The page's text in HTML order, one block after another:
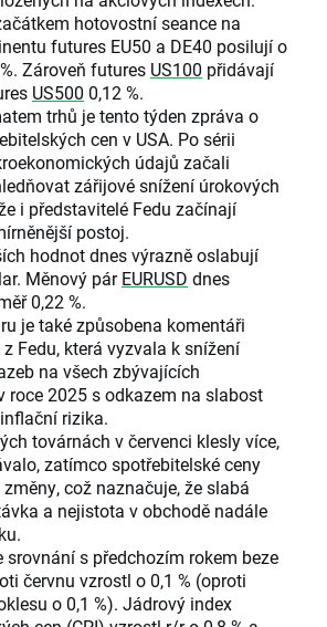
hotovostní seance na
futures EU50 a DE40 posilují o
Zároveň futures US100 přidávají
US500 0,12 %.
trhů je tento týden zpráva o
cen v USA. Po sérii
údajů začali
zářijové snížení úrokových
i představitelé Fedu začínají
postoj.
hodnot dnes výrazně oslabují
Měnový párEURUSD dnes
0,22 %.
je také způsobena komentáři
Fedu, která vyzvala k snížení
na všech zbývajících
roce 2025 s odkazem na slabost
rizika.
továrnách v červenci klesly více,
zatímco spotřebitelské ceny
což naznačuje, že slabá
a nejistota v obchodě nadále
srovnání s předchozím rokem beze
červnu vzrostl o 0,1 % (oproti
o 0,1 %). Jádrový index